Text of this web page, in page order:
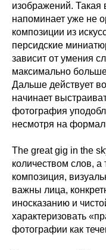
изображений. Такая
напоминает уже не
композиции из
персидские
зависит от умения
максимально
Дальше действует
начинает
фотография
несмотря на
The great gig in the
количеством слов, а
композиция,
важны лица,
иносказанию и
характеризовать
фотографии как